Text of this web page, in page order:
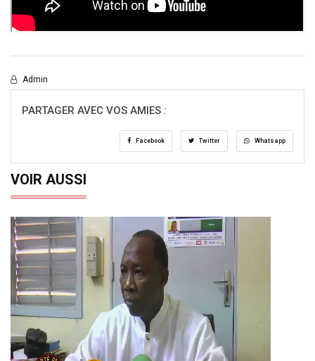
Admin
PARTAGER AVEC VOS AMIES :
Facebook Twitter Whatsapp
VOIR AUSSI